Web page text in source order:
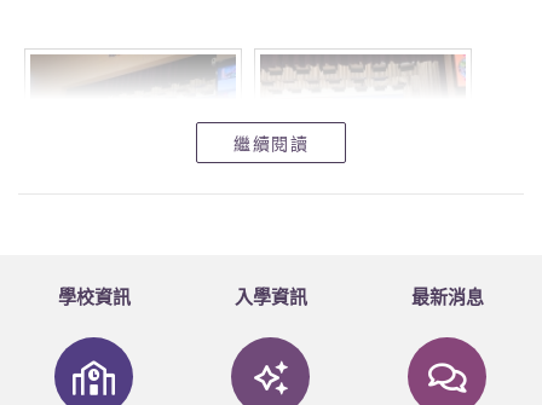
張俊瀚
繼續閱讀
學校資訊 入學資訊 最新消息